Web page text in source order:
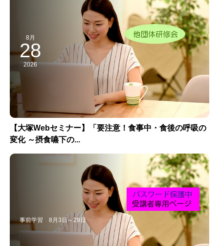
8月
28
2026
【大塚Webセミナー】「要注意！食事中・食後の呼吸の
変化 ～摂食嚥下の...
事前学習 8月3日～29日